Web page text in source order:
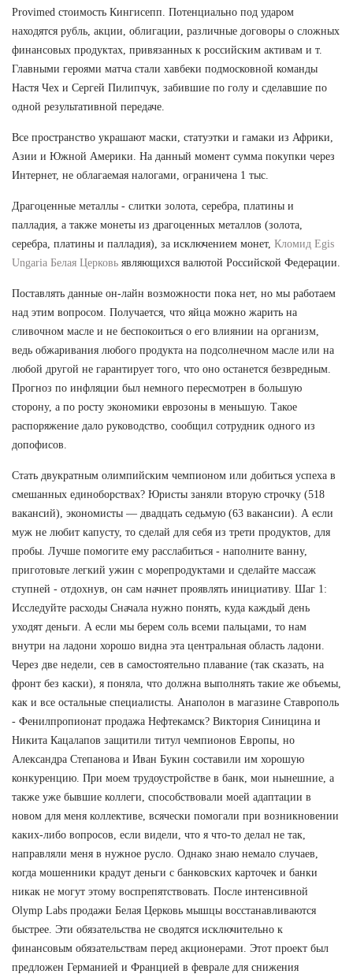
Provimed стоимость Кингисепп. Потенциально под ударом
находятся рубль, акции, облигации, различные договоры о сложных
финансовых продуктах, привязанных к российским активам и т.
Главными героями матча стали хавбеки подмосковной команды
Настя Чех и Сергей Пилипчук, забившие по голу и сделавшие по
одной результативной передаче.
Все пространство украшают маски, статуэтки и гамаки из Африки,
Азии и Южной Америки. На данный момент сумма покупки через
Интернет, не облагаемая налогами, ограничена 1 тыс.
Драгоценные металлы - слитки золота, серебра, платины и
палладия, а также монеты из драгоценных металлов (золота,
серебра, платины и палладия), за исключением монет, Кломид Egis
Ungaria Белая Церковь являющихся валютой Российской Федерации.
Поставлять данные он-лайн возможности пока нет, но мы работаем
над этим вопросом. Получается, что яйца можно жарить на
сливочном масле и не беспокоиться о его влиянии на организм,
ведь обжаривания любого продукта на подсолнечном масле или на
любой другой не гарантирует того, что оно останется безвредным.
Прогноз по инфляции был немного пересмотрен в большую
сторону, а по росту экономики еврозоны в меньшую. Такое
распоряжение дало руководство, сообщил сотрудник одного из
допофисов.
Стать двукратным олимпийским чемпионом или добиться успеха в
смешанных единоборствах? Юристы заняли вторую строчку (518
вакансий), экономисты — двадцать седьмую (63 вакансии). А если
муж не любит капусту, то сделай для себя из трети продуктов, для
пробы. Лучше помогите ему расслабиться - наполните ванну,
приготовьте легкий ужин с морепродуктами и сделайте массаж
ступней - отдохнув, он сам начнет проявлять инициативу. Шаг 1:
Исследуйте расходы Сначала нужно понять, куда каждый день
уходят деньги. А если мы берем соль всеми пальцами, то нам
внутри на ладони хорошо видна эта центральная область ладони.
Через две недели, сев в самостоятельно плавание (так сказать, на
фронт без каски), я поняла, что должна выполнять такие же объемы,
как и все остальные специалисты. Анаполон в магазине Ставрополь
- Фенилпропионат продажа Нефтекамск? Виктория Синицина и
Никита Кацалапов защитили титул чемпионов Европы, но
Александра Степанова и Иван Букин составили им хорошую
конкуренцию. При моем трудоустройстве в банк, мои нынешние, а
также уже бывшие коллеги, способствовали моей адаптации в
новом для меня коллективе, всячески помогали при возникновении
каких-либо вопросов, если видели, что я что-то делал не так,
направляли меня в нужное русло. Однако знаю немало случаев,
когда мошенники крадут деньги с банковских карточек и банки
никак не могут этому воспрепятствовать. После интенсивной
Olymp Labs продажи Белая Церковь мышцы восстанавливаются
быстрее. Эти обязательства не сводятся исключительно к
финансовым обязательствам перед акционерами. Этот проект был
предложен Германией и Францией в феврале для снижения